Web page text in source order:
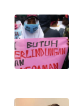
WN
BABEL